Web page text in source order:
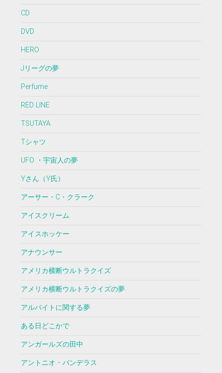
CD
DVD
HERO
Jリーグの夢
Perfume
RED LINE
TSUTAYA
Tシャツ
UFO ・宇宙人の夢
Yさん（Y氏）
アーサー・C・クラーク
アイスクリーム
アイスホッケー
アナウンサー
アメリカ横断ウルトラクイズ
アメリカ横断ウルトラクイズの夢
アルバイトに関する夢
ある日どこかで
アンガールズの田中
アントニオ・バンデラス